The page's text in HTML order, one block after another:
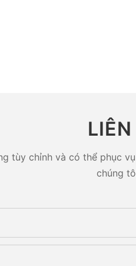
tùy chỉnh và có thể phục
chúng